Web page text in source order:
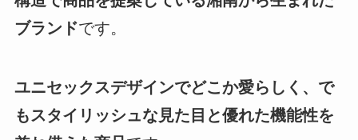
ブランドです。
ユニセックスデザインでどこか愛らしく、で
もスタイリッシュな見た目と優れた機能性を